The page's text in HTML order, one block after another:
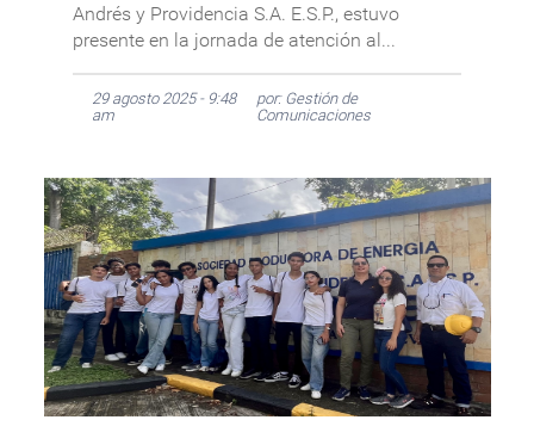
Andrés y Providencia S.A. E.S.P., estuvo
presente en la jornada de atención al...
29 agosto 2025 - 9:48
am
por: Gestión de
Comunicaciones